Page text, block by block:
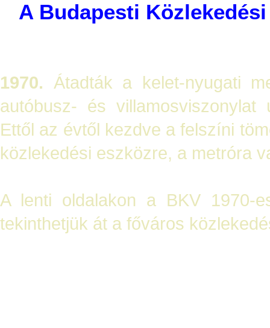
A Budapesti
1970. Átadták a kelet-nyugati
autóbusz- és villamosviszonylat
Ettől az évtől kezdve a felszíni
közlekedési eszközre, a metróra
A lenti oldalakon a BKV 1970-
tekinthetjük át a főváros